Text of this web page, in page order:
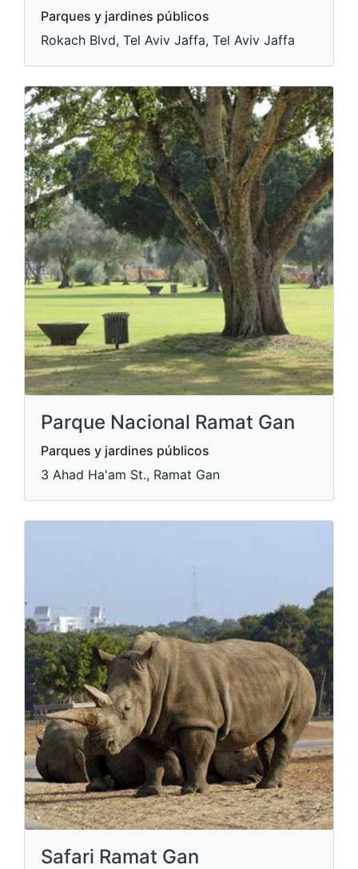
Parques y jardines públicos
Rokach Blvd, Tel Aviv Jaffa, Tel Aviv Jaffa
Parque Nacional Ramat Gan
Parques y jardines públicos
3 Ahad Ha'am St., Ramat Gan
Safari Ramat Gan